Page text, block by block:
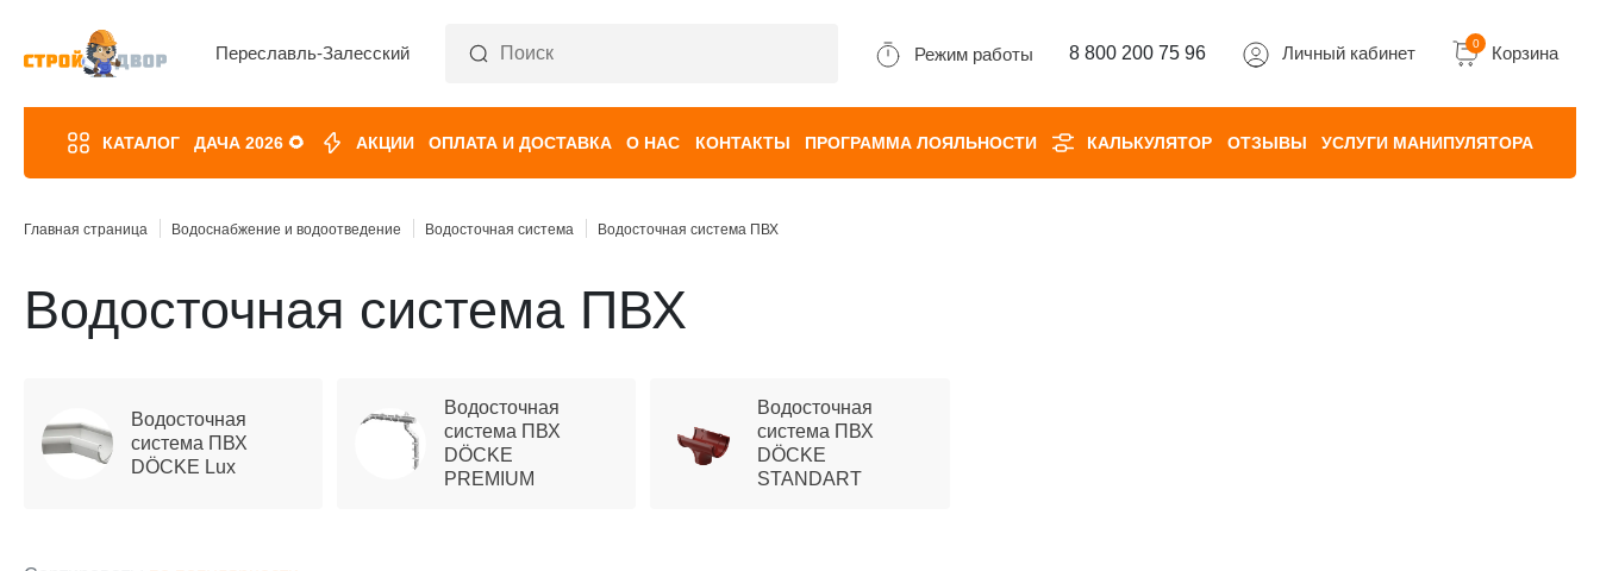
Переславль-Залесский Режим работы 8 800 200 75 96 Личный кабинет 0 Корзина
КАТАЛОГ ДАЧА 2026 🌻 АКЦИИ ОПЛАТА И ДОСТАВКА О НАС КОНТАКТЫ ПРОГРАММА ЛОЯЛЬНОСТИ КАЛЬКУЛЯТОР ОТЗЫВЫ УСЛУГИ МАНИПУЛЯТОРА
Главная страница Водоснабжение и водоотведение Водосточная система Водосточная система ПВХ
Водосточная система ПВХ
Водосточная
система ПВХ
DÖCKE Lux
Водосточная
система ПВХ
DÖCKE
PREMIUM
Водосточная
система ПВХ
DÖCKE
STANDART